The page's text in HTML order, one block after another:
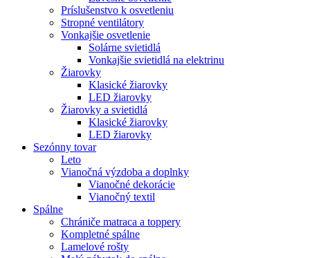
Príslušenstvo k osvetleniu
Stropné ventilátory
Vonkajšie osvetlenie
Solárne svietidlá
Vonkajšie svietidlá na elektrinu
Žiarovky
Klasické žiarovky
LED žiarovky
Žiarovky a svietidlá
Klasické žiarovky
LED žiarovky
Sezónny tovar
Leto
Vianočná výzdoba a doplnky
Vianočné dekorácie
Vianočný textil
Spálne
Chrániče matraca a toppery
Kompletné spálne
Lamelové rošty